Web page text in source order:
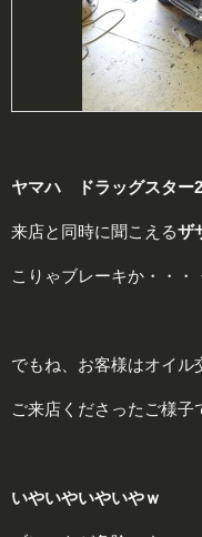
ヤマハ ドラッグスター
来店と同時に聞こえるザ
こりゃブレーキか・・・
でもね、お客様はオイル
ご来店くださったご様子
いやいやいやいやｗ